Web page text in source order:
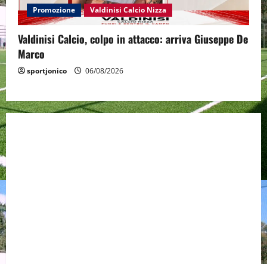
Promozione Valdinisi Calcio Nizza
Valdinisi Calcio, colpo in attacco: arriva Giuseppe De
Marco
sportjonico 06/08/2026